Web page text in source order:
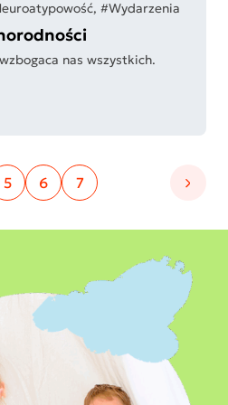
#Wydarzenia
nas wszystkich.
5 6 7